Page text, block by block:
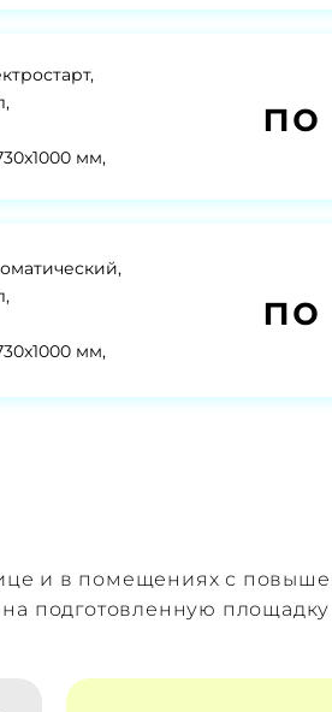
мм,
по
мм,
по
и в помещениях с
подготовленную